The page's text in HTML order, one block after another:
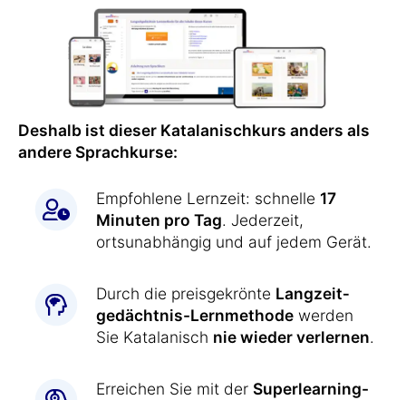
Deshalb ist dieser Katalanischkurs anders als
andere Sprachkurse:
Empfohlene Lernzeit: schnelle 17
Minuten pro Tag. Jederzeit,
ortsunabhängig und auf jedem Gerät.
Durch die preisgekrönte Langzeit­
gedächtnis-Lernmethode werden
Sie Katalanisch nie wieder verlernen.
Erreichen Sie mit der Superlearning-